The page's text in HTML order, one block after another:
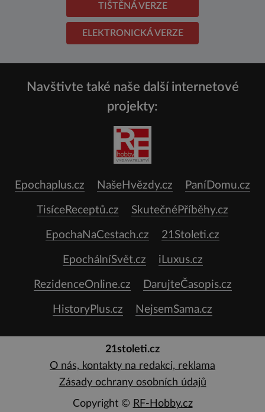
TIŠTĚNÁ VERZE
ELEKTRONICKÁ VERZE
Navštivte také naše další internetové
projekty:
Epochaplus.cz NašeHvězdy.cz PaníDomu.cz
TisíceReceptů.cz SkutečnéPříběhy.cz
EpochaNaCestach.cz 21Stoleti.cz
EpochálníSvět.cz iLuxus.cz
RezidenceOnline.cz DarujteČasopis.cz
HistoryPlus.cz NejsemSama.cz
21stoleti.cz
O nás, kontakty na redakci, reklama
Zásady ochrany osobních údajů
Copyright © RF-Hobby.cz